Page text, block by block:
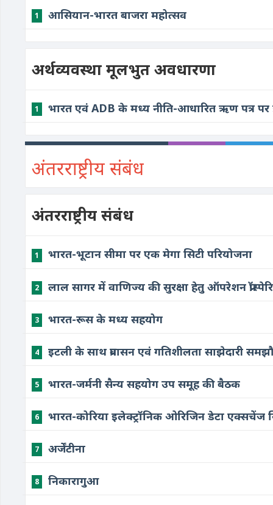
1 आसियान-भारत बाजरा महोत्सव
अर्थव्यवस्था मूलभुत अवधारणा
1 भारत एवं ADB के मध्य नीति-आधारित ऋण पत्र पर
अंतरराष्ट्रीय संबंध
अंतरराष्ट्रीय संबंध
1 भारत-भूटान सीमा पर एक मेगा सिटी परियोजना
2 लाल सागर में वाणिज्य की सुरक्षा हेतु ऑपरेशन
3 भारत-रूस के मध्य सहयोग
4 इटली के साथ प्रवासन एवं गतिशीलता साझेदारी
5 भारत-जर्मनी सैन्य सहयोग उप समूह की बैठक
6 भारत-कोरिया इलेक्ट्रॉनिक ओरिजिन डेटा एक्सचेंज
7 अर्जेंटीना
8 निकारागुआ